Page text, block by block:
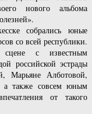
нового альбома
собрались юные
со всей республики.
сцене с известным
российской эстрады
Марьяне Алботовой,
а также совсем юным
от такого